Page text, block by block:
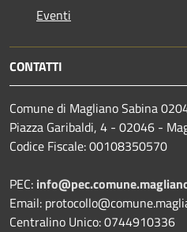
Eventi
CONTATTI
Comune di Magliano Sabina
Piazza Garibaldi, 4 - 02046 -
Codice Fiscale: 00108350570
PEC:
Email:
Centralino Unico: 0744910336